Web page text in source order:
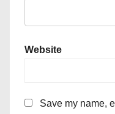
Website
Save my name,